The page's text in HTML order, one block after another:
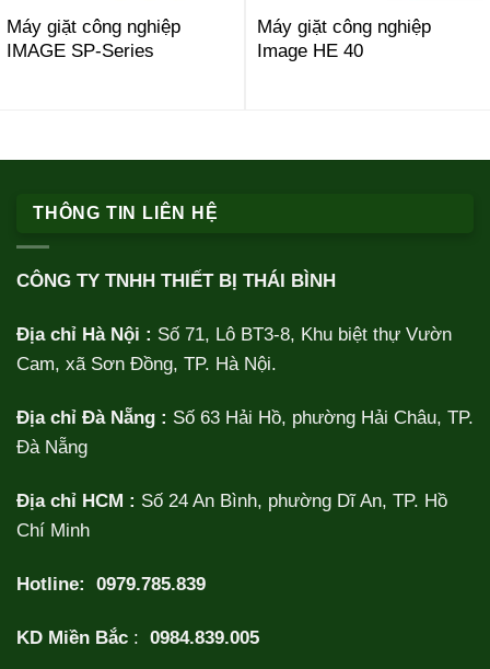
Máy giặt công nghiệp
IMAGE SP-Series
Máy giặt công nghiệp
Image HE 40
THÔNG TIN LIÊN HỆ
CÔNG TY TNHH THIẾT BỊ THÁI BÌNH
Địa chỉ Hà Nội : Số 71, Lô BT3-8, Khu biệt thự Vườn
Cam, xã Sơn Đồng, TP. Hà Nội.
Địa chỉ Đà Nẵng : Số 63 Hải Hồ, phường Hải Châu, TP.
Đà Nẵng
Địa chỉ HCM : Số 24 An Bình, phường Dĩ An, TP. Hồ
Chí Minh
Hotline: 0979.785.839
KD Miền Bắc : 0984.839.005